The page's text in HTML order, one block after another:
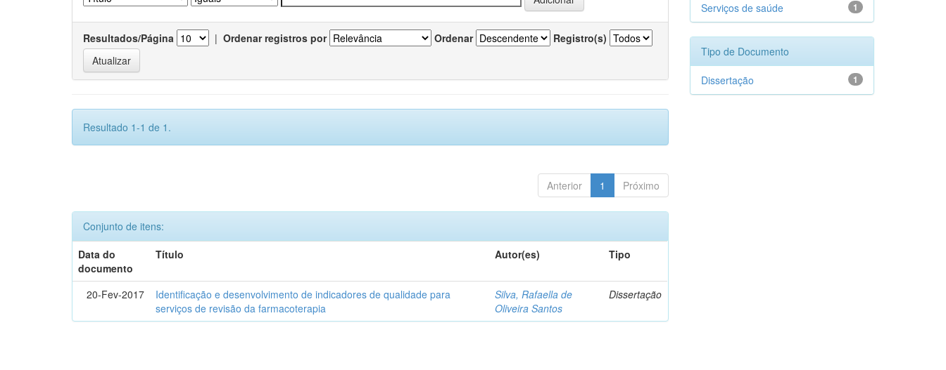
Resultados/Página | Ordenar registros por Ordenar Registro(s)
Resultado 1-1 de 1.
Anterior 1 Próximo
Conjunto de itens:
Data do
documento
Título Autor(es) Tipo
20-Fev-2017
Identificação e desenvolvimento de indicadores de qualidade para
serviços de revisão da farmacoterapia
Silva, Rafaella de
Oliveira Santos
Dissertação
1
Serviços de saúde
Tipo de Documento
1
Dissertação